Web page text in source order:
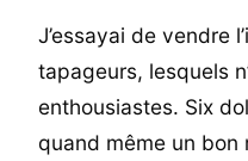
J’essayai de vendre
tapageurs, lesquels
enthousiastes. Six
quand même un bon